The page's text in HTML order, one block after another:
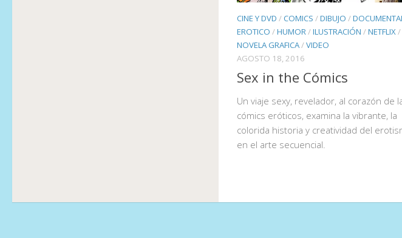
CINE Y DVD /COMICS /DIBUJO /
EROTICO /HUMOR /ILUSTRACIÓN /NETFLIX /
NOVELA GRAFICA /VIDEO
AGOSTO 18, 2016
Sex in the Cómics
Un viaje sexy, revelador, al corazón de
cómics eróticos, examina la vibrante, la
colorida historia y creatividad del
en el arte secuencial.